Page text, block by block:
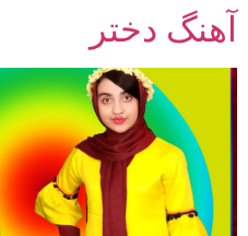
پرش
محتوا
آهنگ دختر